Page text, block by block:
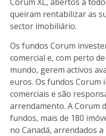
queiram rentabilizar as
sector imobiliário.
Os fundos Corum
comercial e, com perto
mundo, gerem activos
euros. Os fundos Corum
comerciais e são
arrendamento. A Corum
fundos, mais de 180
no Canadá, arrendados